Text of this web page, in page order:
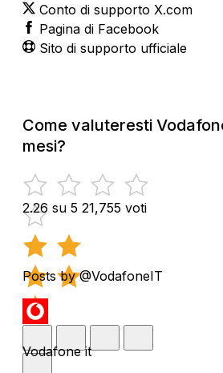
Conto di supporto X.com
Pagina di Facebook
Sito di supporto ufficiale
Come valuteresti
mesi?
2.26 su 5 21,755 voti
Posts by @VodafoneIT
Vodafone it